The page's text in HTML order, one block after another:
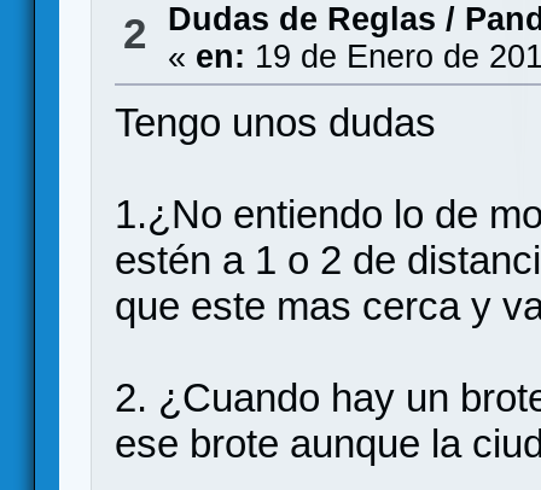
2 Dudas de Reglas /
« en: 19 de Enero de
Tengo unos dudas
1.¿No entiendo lo de
estén a 1 o 2 de
que este mas cerca y
2. ¿Cuando hay un
ese brote aunque la